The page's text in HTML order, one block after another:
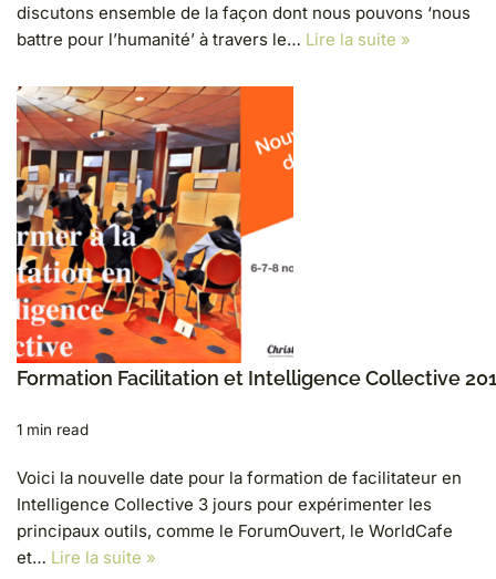
discutons ensemble de la façon dont nous pouvons ‘nous
battre pour l’humanité’ à travers le… Lire la suite »
Formation Facilitation et Intelligence Collective
1 min read
Voici la nouvelle date pour la formation de facilitateur en
Intelligence Collective 3 jours pour expérimenter les
principaux outils, comme le ForumOuvert, le WorldCafe
et… Lire la suite »